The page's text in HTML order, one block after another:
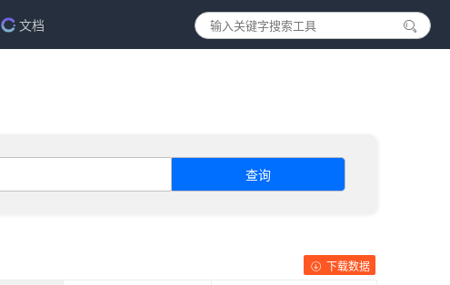
文档
查询
下载数据